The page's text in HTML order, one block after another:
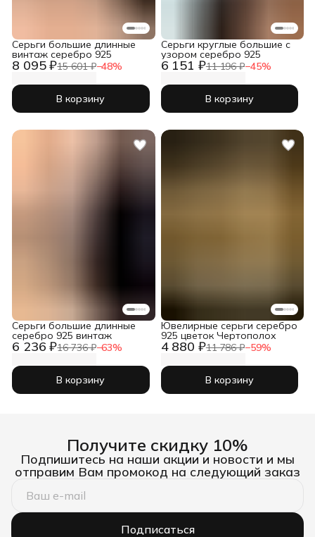
8 095 ₽15 601 ₽−48%
Серьги большие длинные
винтаж серебро 925
В корзину
6 151 ₽11 196 ₽−45%
Серьги круглые большие с
узором серебро 925
В корзину
6 236 ₽16 736 ₽−63%
Серьги большие длинные
серебро 925 винтаж
В корзину
4 880 ₽11 786 ₽−59%
Ювелирные серьги серебро
925 цветок Чертополох
В корзину
Получите скидку 10%
Подпишитесь на наши акции и новости и мы
отправим Вам промокод на следующий заказ
Подписаться